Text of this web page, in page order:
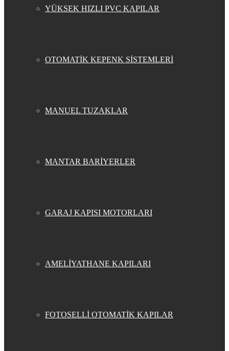
YÜKSEK HIZLI PVC KAPILAR
OTOMATİK KEPENK SİSTEMLERİ
MANUEL TUZAKLAR
MANTAR BARİYERLER
GARAJ KAPISI MOTORLARI
AMELİYATHANE KAPILARI
FOTOSELLİ OTOMATİK KAPILAR